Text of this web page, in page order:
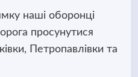
наші оборонці
просунутися
Петропавлівки та